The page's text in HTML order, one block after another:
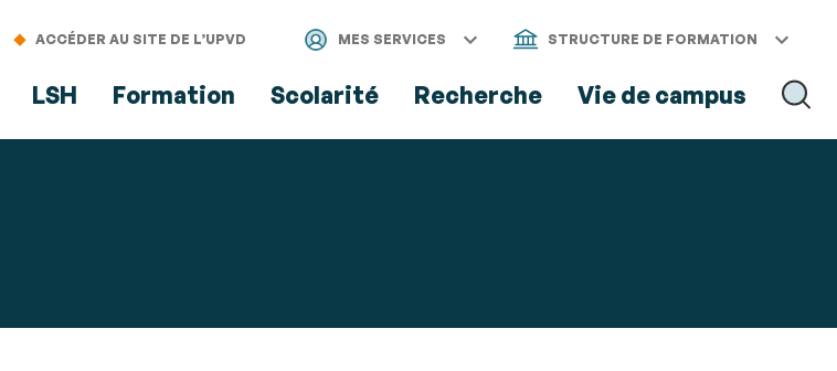
au
directs
ACCÉDER AU SITE DE L’UPVD MES SERVICES STRUCTURE DE FORMATION
LSH Formation Scolarité Recherche Vie de campus